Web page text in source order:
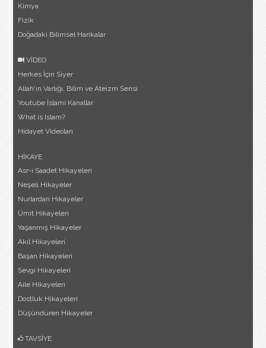
Kimya
Fizik
Doğadaki Bilimsel Harikalar
VİDEO
Herkes İçin Siyer
Allah'ın Varlığı, Bilim ve Ateizm Serisi
Youtube İslami Kanallar
What is Islam?
Hidayet Videoları
HİKAYE
Asr-ı Saadet Hikayeleri
Neşeli Hikayeler
Nurlardan Hikayeler
Ümit Hikayeleri
Yaşanmış Hikayeler
Akıl Hikayeleri
Başarı Hikayeleri
Sevgi Hikayeleri
Aile Hikayeleri
Dostluk Hikayeleri
Düşündüren Hikayeler
TAVSİYE